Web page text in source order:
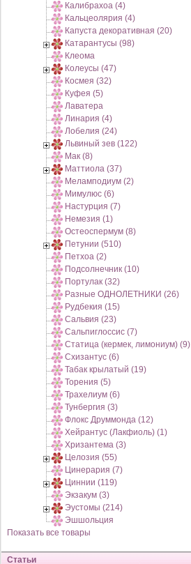
Калибрахоа (4)
Кальцеолярия (4)
Капуста декоративная (20)
Катарантусы (98)
Клеома
Колеусы (47)
Космея (32)
Куфея (5)
Лаватера
Линария (4)
Лобелия (24)
Львиный зев (122)
Мак (8)
Маттиола (37)
Меламподиум (2)
Мимулюс (6)
Настурция (7)
Немезия (1)
Остеоспермум (8)
Петунии (510)
Петхоа (2)
Подсолнечник (10)
Портулак (32)
Разные ОДНОЛЕТНИКИ (26)
Рудбекия (15)
Сальвия (23)
Сальпиглоссис (7)
Статица (кермек, лимониум) (9)
Схизантус (6)
Табак крылатый (19)
Торения (5)
Трахелиум (6)
Тунбергия (3)
Флокс Друммонда (12)
Хейрантус (Лакфиоль) (1)
Хризантема (3)
Целозия (55)
Цинерария (7)
Циннии (119)
Экзакум (3)
Эустомы (214)
Эшшольция
Показать все товары
Статьи